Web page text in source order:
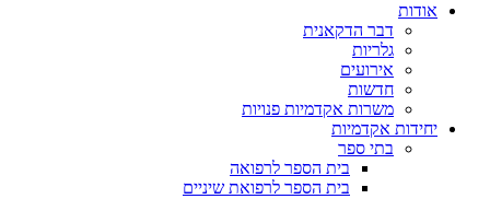
אודות
דבר הדקאנית
גלריות
אירועים
חדשות
משרות אקדמיות פנויות
יחידות אקדמיות
בתי ספר
בית הספר לרפואה
בית הספר לרפואת שיניים